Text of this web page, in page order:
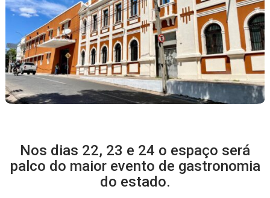
Nos dias 22, 23 e 24 o espaço será
palco do maior evento de gastronomia
do estado.